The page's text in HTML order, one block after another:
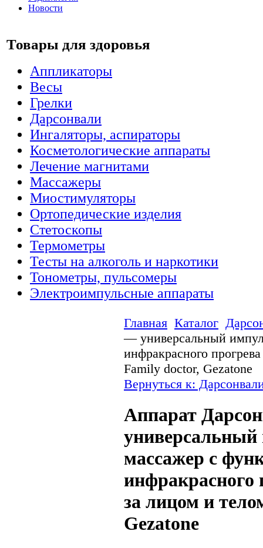
Новости
Товары для здоровья
Аппликаторы
Весы
Грелки
Дарсонвали
Ингаляторы, аспираторы
Косметологические аппараты
Лечение магнитами
Массажеры
Миостимуляторы
Ортопедические изделия
Стетоскопы
Термометры
Тесты на алкоголь и наркотики
Тонометры, пульсомеры
Электроимпульсные аппараты
Главная Каталог
— универсальный
инфракрасного
Family doctor, Gezatone
Вернуться к:
Аппарат
массажер с
инфракрасного
за лицом и
Gezatone